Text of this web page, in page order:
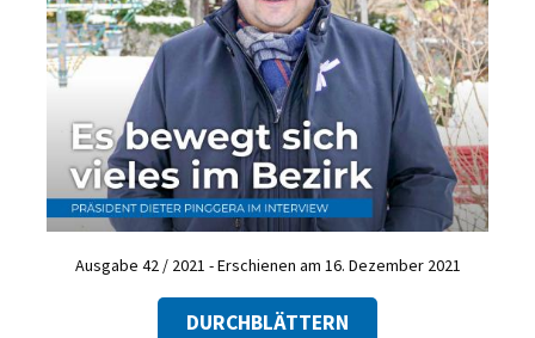
Ausgabe 42 / 2021 - Erschienen am 16. Dezember 2021
DURCHBLÄTTERN